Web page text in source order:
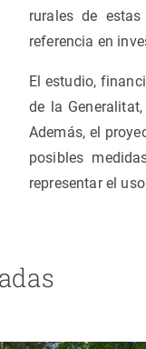
rurales de
referencia en
El estudio,
de la
Además, el
posibles
representar el